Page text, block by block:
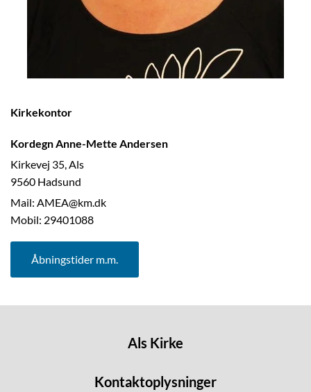
Kirkekontor
Kordegn Anne-Mette Andersen
Kirkevej 35, Als
9560 Hadsund
Mail: AMEA@km.dk
Mobil: 29401088
Åbningstider m.m.
Als Kirke
Kontaktoplysninger